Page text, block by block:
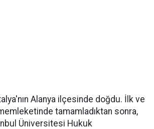
Alanya ilçesinde doğdu. İlk ve
tamamladıktan sonra,
Üniversitesi Hukuk